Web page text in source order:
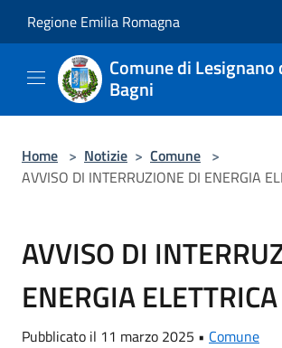
Regione Emilia Romagna
Comune di Lesignano
Bagni
Home > Notizie > Comune >
AVVISO DI INTERRUZIONE DI ENERGIA
AVVISO DI
ENERGIA ELETTRICA
Pubblicato il 11 marzo 2025 • Comune